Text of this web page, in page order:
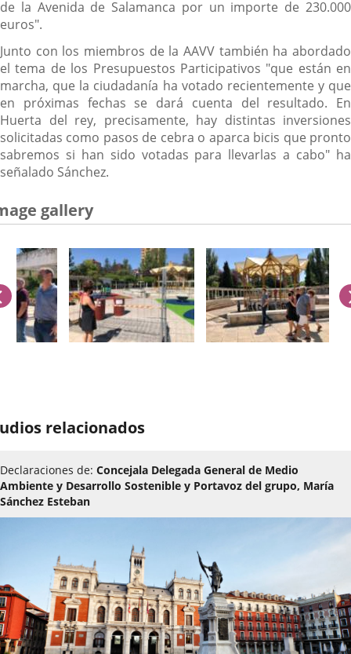
de la Avenida de Salamanca por un importe de 230.000
euros".
Junto con los miembros de la AAVV también ha abordado
el tema de los Presupuestos Participativos "que están en
marcha, que la ciudadanía ha votado recientemente y que
en próximas fechas se dará cuenta del resultado. En
Huerta del rey, precisamente, hay distintas inversiones
solicitadas como pasos de cebra o aparca bicis que pronto
sabremos si han sido votadas para llevarlas a cabo" ha
señalado Sánchez.
gallery
previus
relacionados
Declaraciones de: Concejala Delegada General de Medio
Ambiente y Desarrollo Sostenible y Portavoz del grupo, María
Sánchez Esteban